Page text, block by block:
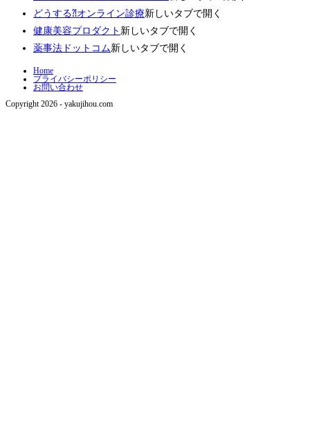
どうする⁈オンライン診療新しいタブで開く
健康美容プロダクト 新しいタブで開く
薬事法ドットコム新しいタブで開く
Home
プライバシーポリシー
お問い合わせ
Copyright 2026 - yakujihou.com